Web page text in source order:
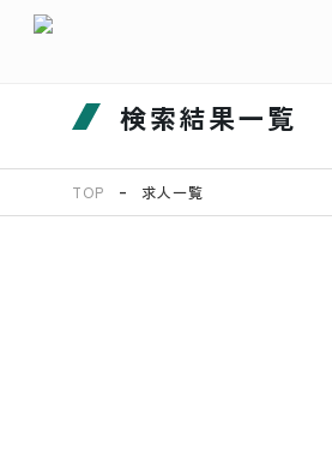
検索結果一覧
TOP 求人一覧